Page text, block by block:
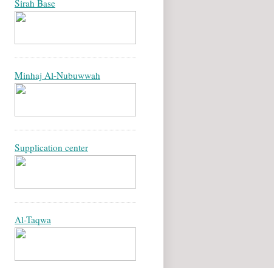
Sirah Base
Minhaj Al-Nubuwwah
Supplication center
Al-Taqwa